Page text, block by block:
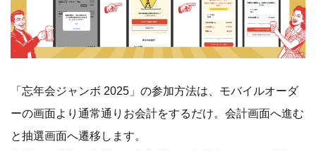
「忘年会ジャンボ 2025」の参加方法は、モバイルオーダ
ーの画面より通常通りお会計をするだけ。会計画面へ進む
と抽選画面へ遷移します。